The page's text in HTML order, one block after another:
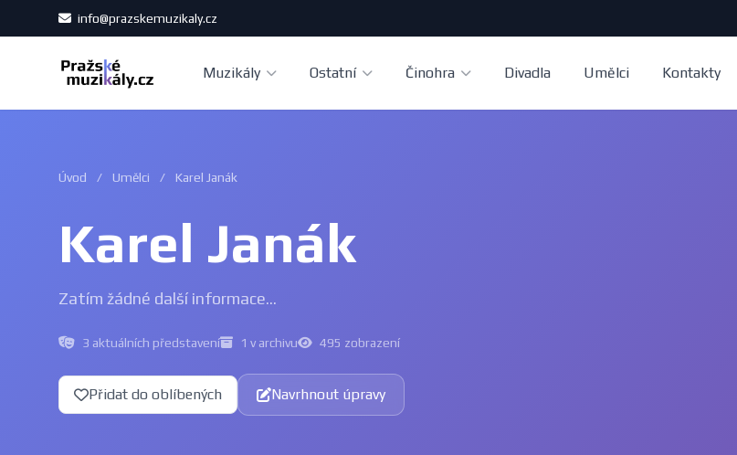
info@prazskemuzikaly.cz
Muzikály Ostatní Činohra Divadla Umělci Kontakty
Úvod / Umělci / Karel Janák
Karel Janák
Zatím žádné další informace...
3 aktuálních představení 1 v archivu 495 zobrazení
Přidat do oblíbených Navrhnout úpravy